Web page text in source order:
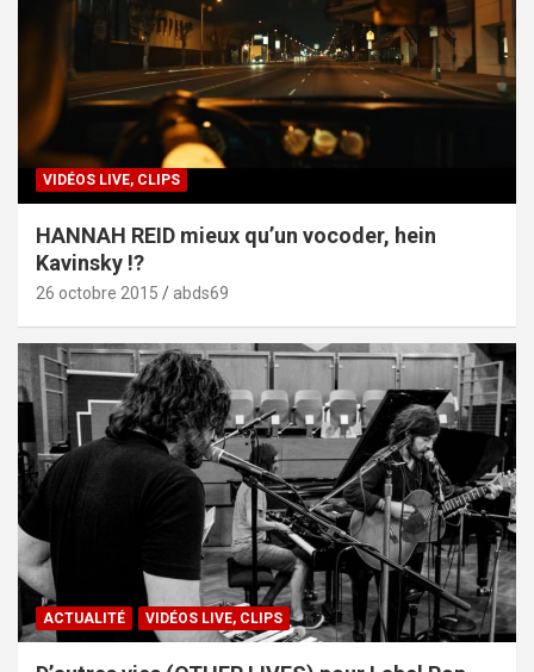
VIDÉOS LIVE, CLIPS
HANNAH REID mieux qu’un vocoder, hein
Kavinsky !?
26 octobre 2015 abds69
ACTUALITÉ VIDÉOS LIVE, CLIPS